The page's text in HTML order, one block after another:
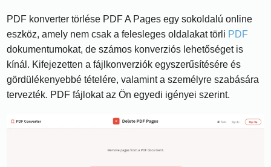
PDF konverter törlése PDF A Pages egy sokoldalú online
eszköz, amely nem csak a felesleges oldalakat törli PDF
dokumentumokat, de számos konverziós lehetőséget is
kínál. Kifejezetten a fájlkonverziók egyszerűsítésére és
gördülékenyebbé tételére, valamint a személyre szabására
tervezték. PDF fájlokat az Ön egyedi igényei szerint.